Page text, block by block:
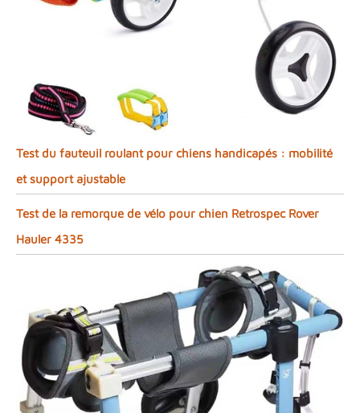
Test du fauteuil roulant pour chiens handicapés : mobilité
et support ajustable
Test de la remorque de vélo pour chien Retrospec Rover
Hauler 4335